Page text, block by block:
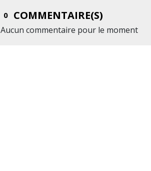
0 COMMENTAIRE(S)
Aucun commentaire pour le moment